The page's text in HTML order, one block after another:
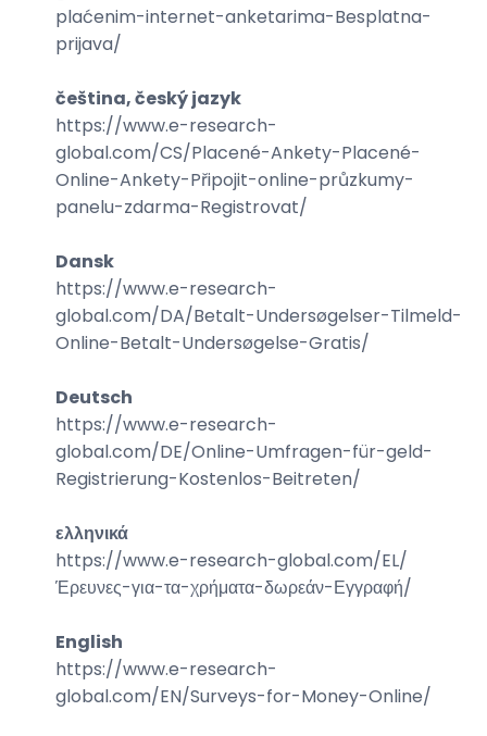
plaćenim-internet-anketarima-Besplatna-
prijava/
čeština, český jazyk
https://www.e-research-
global.com/CS/Placené-Ankety-Placené-
Online-Ankety-Připojit-online-průzkumy-
panelu-zdarma-Registrovat/
Dansk
https://www.e-research-
global.com/DA/Betalt-Undersøgelser-Tilmeld-
Online-Betalt-Undersøgelse-Gratis/
Deutsch
https://www.e-research-
global.com/DE/Online-Umfragen-für-geld-
Registrierung-Kostenlos-Beitreten/
ελληνικά
https://www.e-research-global.com/EL/
Έρευνες-για-τα-χρήματα-δωρεάν-Εγγραφή/
English
https://www.e-research-
global.com/EN/Surveys-for-Money-Online/